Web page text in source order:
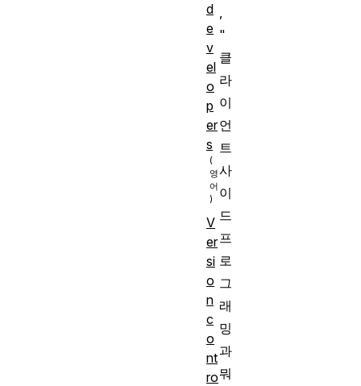
,
"
클
라
이
언
트
사
이
드
프
로
그
래
밍
과
뭐
d
e
v
el
o
p
er
s
V
er
si
o
n
c
o
nt
ro